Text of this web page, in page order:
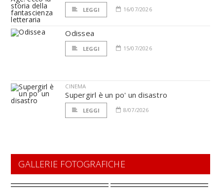
LEGGI 16/07/2026
Odissea
LEGGI 15/07/2026
CINEMA
Supergirl è un po' un disastro
LEGGI 8/07/2026
GALLERIE FOTOGRAFICHE